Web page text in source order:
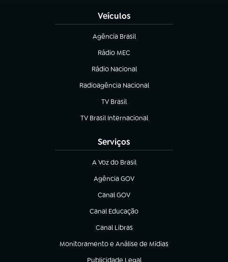
Veículos
Agência Brasil
(abre em nova aba)
Rádio MEC
(abre em nova aba)
Rádio Nacional
Radioagência Nacional
(abre em nova aba)
TV Brasil
(abre em nova aba)
TV Brasil Internacional
(abre em nova aba)
Serviços
A Voz do Brasil
(abre em nova aba)
Agência GOV
(abre em nova aba)
Canal GOV
(abre em nova aba)
Canal Educação
(abre em nova aba)
Canal Libras
(abre em nova aba)
Monitoramento e Análise de Mídias
(abre em nova aba)